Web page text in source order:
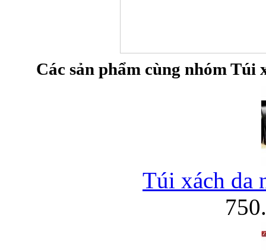
Các sản phẩm cùng nhóm
Túi xách da